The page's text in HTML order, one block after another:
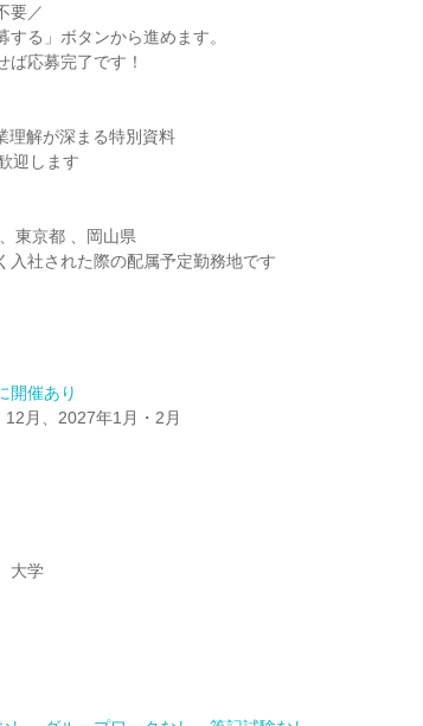
要／
る」ボタンから進めます。
ば応募完了です！
理解が深まる特別資料
迎します
東京都 、岡山県
社された際の配属予定勤務地です
開催あり
月、2027年1月・2月
大学